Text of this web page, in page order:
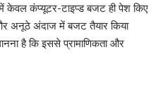
केवल कंप्यूटर-टाइप्ड बजट ही पेश किए
अनूठे अंदाज में बजट तैयार किया
है कि इससे प्रामाणिकता और